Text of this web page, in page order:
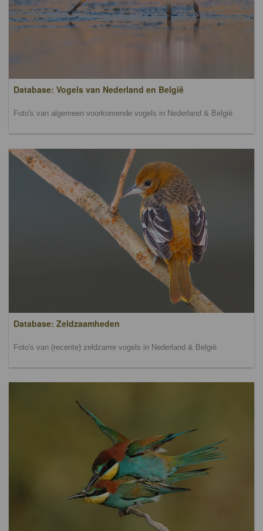
Database: Vogels van Nederland en België
Foto's van algemeen voorkomende vogels in Nederland & België
Database: Zeldzaamheden
Foto's van (recente) zeldzame vogels in Nederland & België